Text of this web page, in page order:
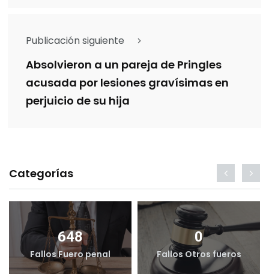
Publicación siguiente
Absolvieron a un pareja de Pringles
acusada por lesiones gravísimas en
perjuicio de su hija
Categorías
648
Fallos Fuero penal
0
Fallos Otros fueros